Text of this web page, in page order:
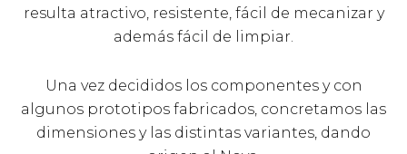
resulta atractivo, resistente, fácil de mecanizar y
además fácil de limpiar.
Una vez decididos los componentes y con
algunos prototipos fabricados, concretamos las
dimensiones y las distintas variantes, dando